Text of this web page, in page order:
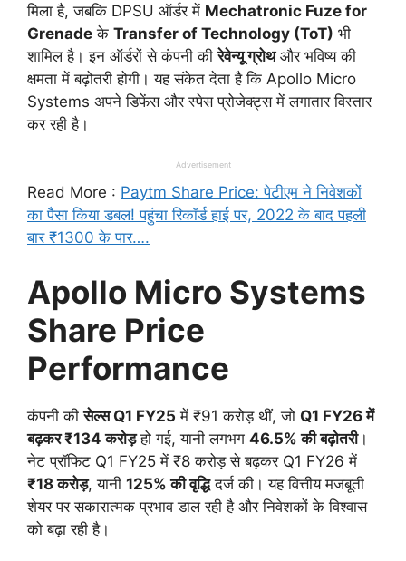
मिला है, जबकि DPSU ऑर्डर में Mechatronic Fuze for
Grenade के Transfer of Technology (ToT) भी
शामिल है। इन ऑर्डरों से कंपनी कीरेवेन्यू ग्रोथऔर भविष्य की
क्षमता में बढ़ोतरी होगी। यह संकेत देता है कि Apollo Micro
Systems अपने डिफेंस और स्पेस प्रोजेक्ट्स में लगातार विस्तार
कर रही है।
Advertisement
Read More : Paytm Share Price: पेटीएम ने निवेशकों
का पैसा किया डबल! पहुंचा रिकॉर्ड हाई पर, 2022 के बाद पहली
बार ₹1300 के पार….
Apollo Micro Systems
Share Price
Performance
कंपनी कीसेल्स Q1 FY25 में ₹91 करोड़ थीं, जो Q1 FY26 में
बढ़कर ₹134 करोड़हो गई, यानी लगभग 46.5% की बढ़ोतरी।
नेट प्रॉफिट Q1 FY25 में ₹8 करोड़ से बढ़कर Q1 FY26 में
₹18 करोड़, यानी 125% की वृद्धिदर्ज की। यह वित्तीय मजबूती
शेयर पर सकारात्मक प्रभाव डाल रही है और निवेशकों के विश्वास
को बढ़ा रही है।